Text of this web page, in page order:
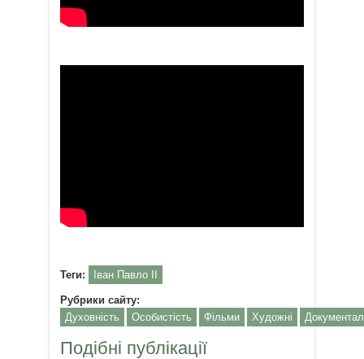
Теги: Іван Павло ІІ
Рубрики сайту:
Духовність
Особистість Фільми Художні
Подібні публікації